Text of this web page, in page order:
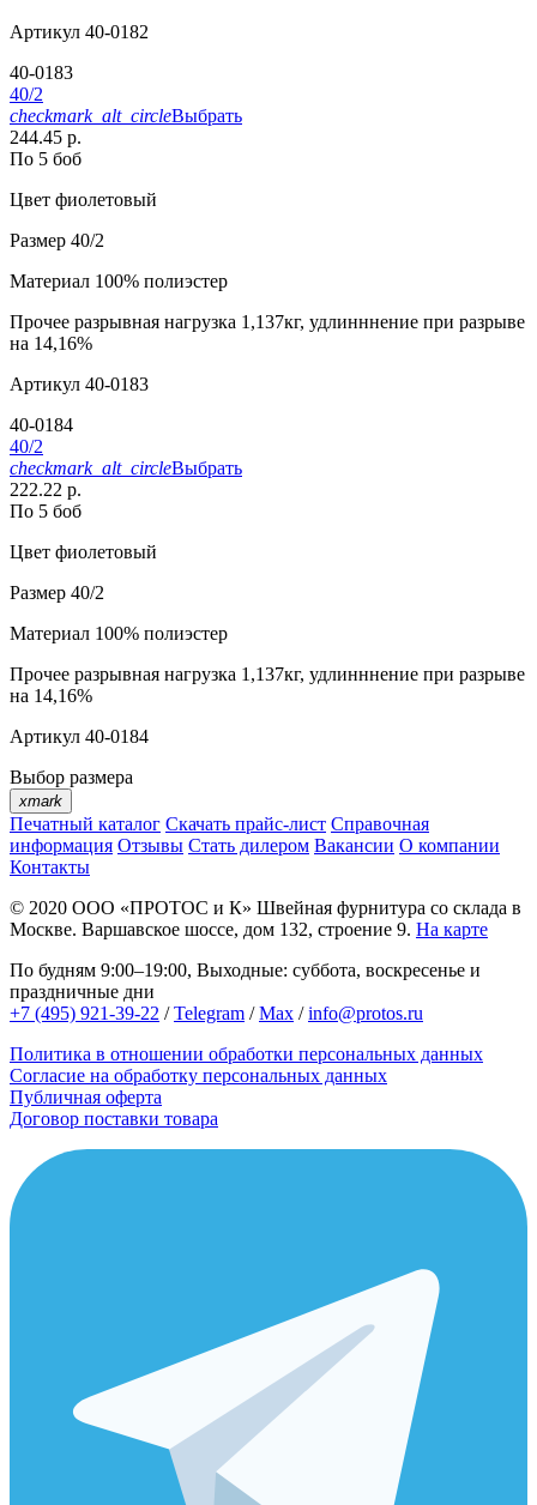
Артикул 40-0182
40-0183
40/2
checkmark_alt_circleВыбрать
244.45 р.
По 5 боб
Цвет фиолетовый
Размер 40/2
Материал 100% полиэстер
Прочее разрывная нагрузка 1,137кг, удлинннение при разрыве
на 14,16%
Артикул 40-0183
40-0184
40/2
checkmark_alt_circleВыбрать
222.22 р.
По 5 боб
Цвет фиолетовый
Размер 40/2
Материал 100% полиэстер
Прочее разрывная нагрузка 1,137кг, удлинннение при разрыве
на 14,16%
Артикул 40-0184
Выбор размера
xmark
Печатный каталог Скачать прайс-лист Справочная
информация Отзывы Стать дилером Вакансии О компании
Контакты
© 2020 ООО «ПРОТОС и К» Швейная фурнитура со склада в
Москве. Варшавское шоссе, дом 132, строение 9. На карте
По будням 9:00–19:00, Выходные: суббота, воскресенье и
праздничные дни
+7 (495) 921-39-22 /Telegram /Max /info@protos.ru
Политика в отношении обработки персональных данных
Согласие на обработку персональных данных
Публичная оферта
Договор поставки товара